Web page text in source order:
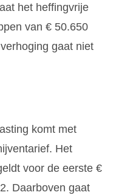
het heffingvrije
van € 50.650
gaat niet
komt met
Het
voor de eerste €
Daarboven gaat